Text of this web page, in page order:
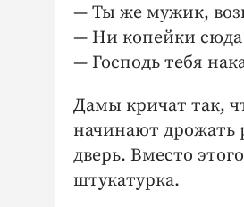
— Ты же мужик,
— Ни копейки сюда
— Господь тебя
Дамы кричат так,
начинают
дверь. Вместо
штукатурка.